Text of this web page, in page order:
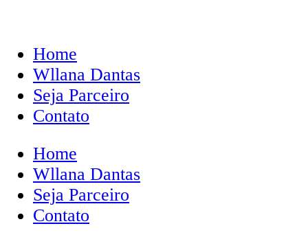
Home
Wllana Dantas
Seja Parceiro
Contato
Home
Wllana Dantas
Seja Parceiro
Contato